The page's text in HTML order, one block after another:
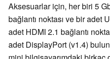
Aksesuarlar için, her biri 5
bağlantı noktası ve bir adet
adet HDMI 2.1 bağlantı
adet DisplayPort (v1.4)